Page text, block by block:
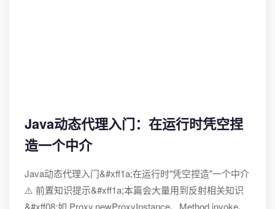
Java动态代理入门：在运行时凭空捏
造一个中介
Java动态代理入门&#xff1a;在运行时"凭空捏造"一个中介
⚠️ 前置知识提示&#xff1a;本篇会大量用到反射相关知识
&#xff08;如 Proxy.newProxyInstance、Method.invoke、